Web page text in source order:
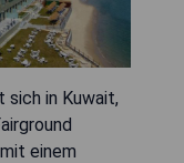
in Kuwait,
einem